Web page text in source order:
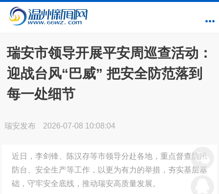
瑞安市领导开展平安周巡查活动：
迎战台风“巴威” 把安全防范落到
每一处细节
瑞安发布 2026-07-08 10:08:04
近日，李剑锋、陈汉存等市领导分赴各地，重点督查防汛
防台、安全生产等工作，以更为有力的举措，夯实基层基
础，守牢安全底线，推动瑞安高质量发展。